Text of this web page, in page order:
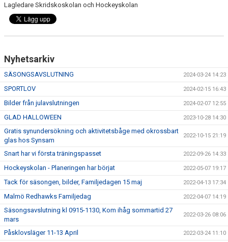
Lagledare Skridskoskolan och Hockeyskolan
Nyhetsarkiv
SÄSONGSAVSLUTNING 2024-03-24 14:23
SPORTLOV 2024-02-15 16:43
Bilder från julavslutningen 2024-02-07 12:55
GLAD HALLOWEEN 2023-10-28 14:30
Gratis synundersökning och aktivitetsbåge med okrossbart
glas hos Synsam
2022-10-15 21:19
Snart har vi första träningspasset 2022-09-26 14:33
Hockeyskolan - Planeringen har börjat 2022-05-07 19:17
Tack för säsongen, bilder, Familjedagen 15 maj 2022-04-13 17:34
Malmö Redhawks Familjedag 2022-04-07 14:19
Säsongsavslutning kl 0915-1130, Kom ihåg sommartid 27
mars
2022-03-26 08:06
Påsklovsläger 11-13 April 2022-03-24 11:10